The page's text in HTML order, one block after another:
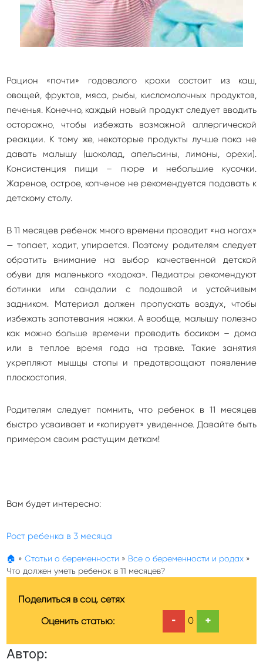
Рацион «почти» годовалого крохи состоит из каш,
овощей, фруктов, мяса, рыбы, кисломолочных продуктов,
печенья. Конечно, каждый новый продукт следует вводить
осторожно, чтобы избежать возможной аллергической
реакции. К тому же, некоторые продукты лучше пока не
давать малышу (шоколад, апельсины, лимоны, орехи).
Консистенция пищи – пюре и небольшие кусочки.
Жареное, острое, копченое не рекомендуется подавать к
детскому столу.
В 11 месяцев ребенок много времени проводит «на ногах»
— топает, ходит, упирается. Поэтому родителям следует
обратить внимание на выбор качественной детской
обуви для маленького «ходока». Педиатры рекомендуют
ботинки или сандалии с подошвой и устойчивым
задником. Материал должен пропускать воздух, чтобы
избежать запотевания ножки. А вообще, малышу полезно
как можно больше времени проводить босиком – дома
или в теплое время года на травке. Такие занятия
укрепляют мышцы стопы и предотвращают появление
плоскостопия.
Родителям следует помнить, что ребенок в 11 месяцев
быстро усваивает и «копирует» увиденное. Давайте быть
примером своим растущим деткам!
Вам будет интересно:
Рост ребенка в 3 месяца
🏠 » Статьи о беременности » Все о беременности и родах »
Что должен уметь ребенок в 11 месяцев?
Поделиться в соц. сетях
Оценить статью:
- 0 +
Автор: